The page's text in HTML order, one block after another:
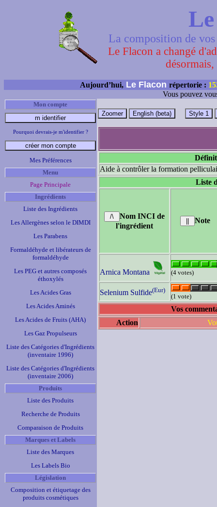
La composition de
Le Flacon a changé
Aujourd’hui, Le Flacon répertorie :
Vous pouvez
Mon compte
Pourquoi devrais-je m'identifier ?
Mes Préférences
Menu
Page Principale
Ingrédients
Liste des Ingrédients
Les Allergènes selon le DIMDI
Les Parabens
Formaldéhyde et libérateurs de
formaldéhyde
Les PEG et autres composés
éthoxylés
Les Acides Gras
Les Acides Aminés
Les Acides de Fruits (AHA)
Les Gaz Propulseurs
Liste des Catégories d'Ingrédients
(inventaire 1996)
Liste des Catégories d'Ingrédients
(inventaire 2006)
Produits
Liste des Produits
Recherche de Produits
Comparaison de Produits
Marques et Labels
Liste des Marques
Les Labels Bio
Législation
Composition et étiquetage des
produits cosmétiques
Aide à contrôler la formation
Liste
Nom INCI de
l'ingrédient
Note
Arnica Montana (4 votes)
Selenium Sulfide(Eur)
(1 vote)
Vos
Action